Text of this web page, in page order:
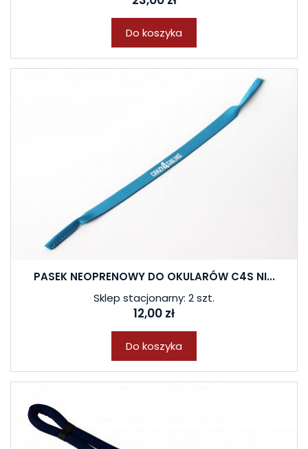
Do koszyka
PASEK NEOPRENOWY DO OKULARÓW C4S NI...
Sklep stacjonarny: 2 szt.
12,00 zł
Do koszyka